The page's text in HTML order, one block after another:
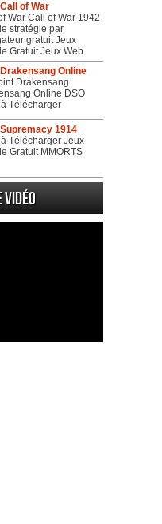
of War
War Call of War 1942
stratégie par
gratuit Jeux
Gratuit Jeux Web
Online
Drakensang
Online DSO
Télécharger
1914
Télécharger Jeux
Gratuit MMORTS
vidéo